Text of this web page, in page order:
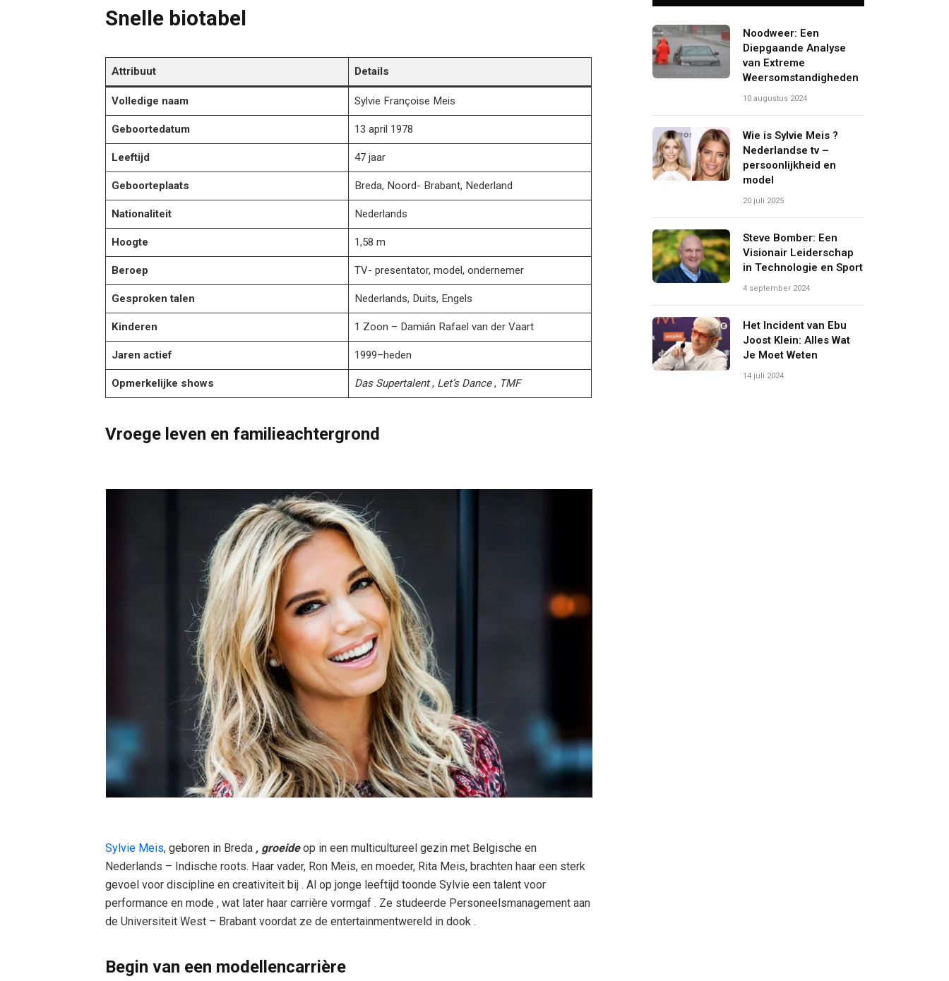
Snelle biotabel​
Attribuut Details
Volledige naam Sylvie Françoise Meis
Geboortedatum​​ 13 april 1978
Leeftijd 47 jaar
Geboorteplaats Breda, Noord- Brabant, Nederland
Nationaliteit Nederlands
Hoogte 1,58 m​​​​
Beroep TV- presentator, model, ondernemer
Gesproken talen Nederlands, Duits, Engels
Kinderen 1 Zoon – Damián Rafael van der Vaart
Jaren actief 1999–heden
Opmerkelijke shows Das Supertalent, Let’s Dance, TMF
Vroege leven en familieachtergrond​
Sylvie Meis, geboren in Breda , groeideop in een multicultureel gezin met Belgische en
Nederlands – Indische roots. Haar vader, Ron Meis, en moeder, Rita Meis, brachten haar een sterk
gevoel voor discipline en creativiteit bij . Al op jonge leeftijd toonde Sylvie een talent voor
performance en mode , wat later haar carrière vormgaf . Ze studeerde Personeelsmanagement aan
de Universiteit West – Brabant voordat ze de entertainmentwereld in dook .
Begin van een modellencarrière
Noodweer: Een
Diepgaande Analyse
van Extreme
Weersomstandigheden
10 augustus 2024
Wie is Sylvie Meis ?
Nederlandse tv –
persoonlijkheid en
model
20 juli 2025
Steve Bomber: Een
Visionair Leiderschap
in Technologie en Sport
4 september 2024
Het Incident van Ebu
Joost Klein: Alles Wat
Je Moet Weten
14 juli 2024